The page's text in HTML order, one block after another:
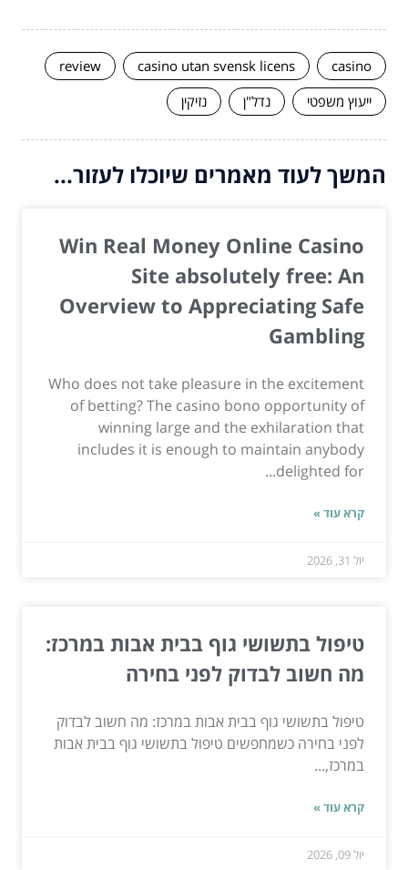
casino
casino utan svensk licens
review
ייעוץ משפטי
נדל"ן נזיקין
המשך לעוד מאמרים שיוכלו לעזור...
Win Real Money Online Casino
Site absolutely free: An
Overview to Appreciating Safe
Gambling
Who does not take pleasure in the excitement
of betting? The casino bono opportunity of
winning large and the exhilaration that
includes it is enough to maintain anybody
delighted for...
קרא עוד »
יול 31, 2026
טיפול בתשושי גוף בבית אבות במרכז:
מה חשוב לבדוק לפני בחירה
טיפול בתשושי גוף בבית אבות במרכז: מה חשוב לבדוק
לפני בחירה כשמחפשים טיפול בתשושי גוף בבית אבות
במרכז,...
קרא עוד »
יול 09, 2026